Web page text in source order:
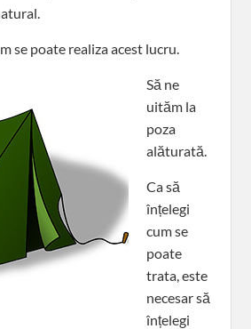
se poate realiza acest lucru.
Să ne
uităm la
poza
alăturată.
Ca să
înțelegi
cum se
poate
trata, este
necesar să
înțelegi